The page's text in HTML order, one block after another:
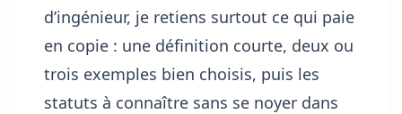
d’ingénieur, je retiens surtout ce qui paie
en copie : une définition courte, deux ou
trois exemples bien choisis, puis les
statuts à connaître sans se noyer dans